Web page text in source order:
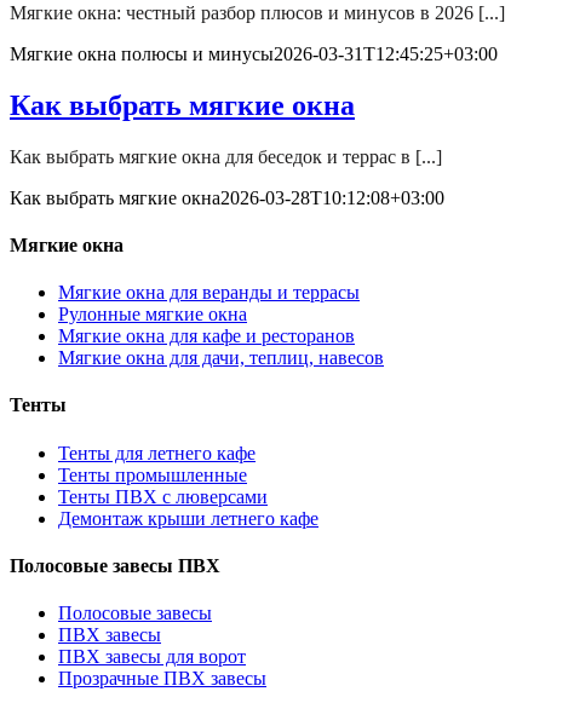
Мягкие окна: честный разбор плюсов и минусов в 2026 [...]
Мягкие окна полюсы и минусы2026-03-31T12:45:25+03:00
Как выбрать мягкие окна
Как выбрать мягкие окна для беседок и террас в [...]
Как выбрать мягкие окна2026-03-28T10:12:08+03:00
Мягкие окна
Мягкие окна для веранды и террасы
Рулонные мягкие окна
Мягкие окна для кафе и ресторанов
Мягкие окна для дачи, теплиц, навесов
Тенты
Тенты для летнего кафе
Тенты промышленные
Тенты ПВХ с люверсами
Демонтаж крыши летнего кафе
Полосовые завесы ПВХ
Полосовые завесы
ПВХ завесы
ПВХ завесы для ворот
Прозрачные ПВХ завесы